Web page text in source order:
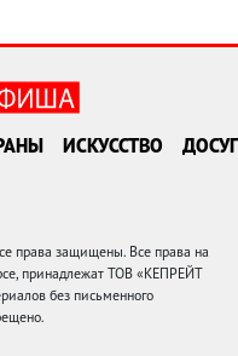
ИСКУССТВО ДОСУГ
защищены. Все права на
принадлежат ТОВ «КЕПРЕЙТ
без письменного